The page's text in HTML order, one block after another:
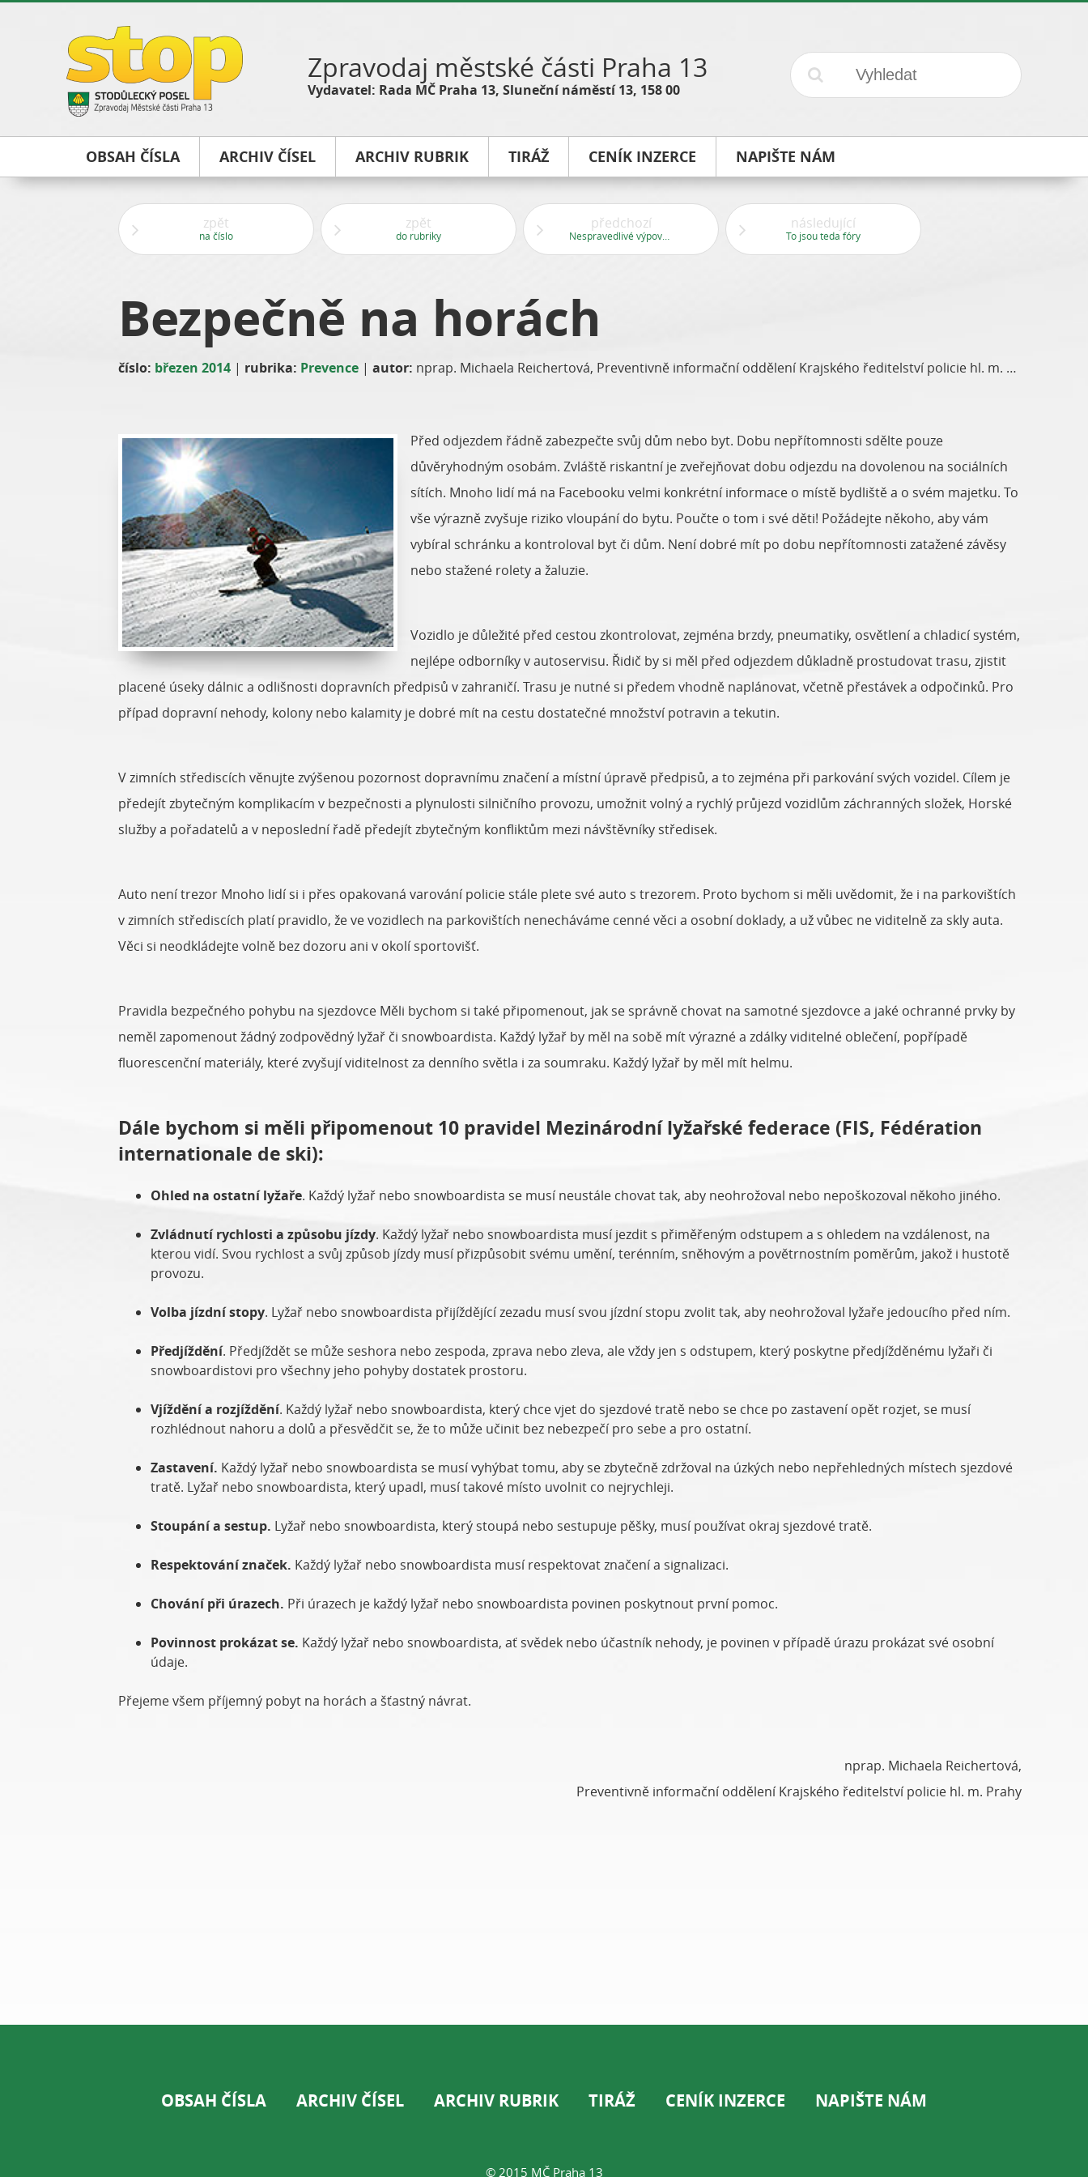
Zpravodaj městské části Praha 13
Vydavatel: Rada MČ Praha 13, Sluneční náměstí 13, 158 00
OBSAH ČÍSLA ARCHIV ČÍSEL ARCHIV RUBRIK TIRÁŽ CENÍK INZERCE NAPIŠTE NÁM
zpět
na číslo
zpět
do rubriky
předchozí následující
To jsou teda fóry
Bezpečně na horách
číslo: březen 2014 | rubrika: Prevence | autor: nprap. Michaela Reichertová, Preventivně informační oddělení Krajského ředitelství policie hl. m. Prahy
Před odjezdem řádně zabezpečte svůj dům nebo byt. Dobu nepřítomnosti sdělte pouze
důvěryhodným osobám. Zvláště riskantní je zveřejňovat dobu odjezdu na dovolenou na sociálních
sítích. Mnoho lidí má na Facebooku velmi konkrétní informace o místě bydliště a o svém majetku. To
vše výrazně zvyšuje riziko vloupání do bytu. Poučte o tom i své děti! Požádejte někoho, aby vám
vybíral schránku a kontroloval byt či dům. Není dobré mít po dobu nepřítomnosti zatažené závěsy
nebo stažené rolety a žaluzie.
Vozidlo je důležité před cestou zkontrolovat, zejména brzdy, pneumatiky, osvětlení a chladicí systém,
nejlépe odborníky v autoservisu. Řidič by si měl před odjezdem důkladně prostudovat trasu, zjistit
placené úseky dálnic a odlišnosti dopravních předpisů v zahraničí. Trasu je nutné si předem vhodně naplánovat, včetně přestávek a odpočinků. Pro
případ dopravní nehody, kolony nebo kalamity je dobré mít na cestu dostatečné množství potravin a tekutin.
V zimních střediscích věnujte zvýšenou pozornost dopravnímu značení a místní úpravě předpisů, a to zejména při parkování svých vozidel. Cílem je
předejít zbytečným komplikacím v bezpečnosti a plynulosti silničního provozu, umožnit volný a rychlý průjezd vozidlům záchranných složek, Horské
služby a pořadatelů a v neposlední řadě předejít zbytečným konfliktům mezi návštěvníky středisek.
Auto není trezor Mnoho lidí si i přes opakovaná varování policie stále plete své auto s trezorem. Proto bychom si měli uvědomit, že i na parkovištích
v zimních střediscích platí pravidlo, že ve vozidlech na parkovištích nenecháváme cenné věci a osobní doklady, a už vůbec ne viditelně za skly auta.
Věci si neodkládejte volně bez dozoru ani v okolí sportovišť.
Pravidla bezpečného pohybu na sjezdovce Měli bychom si také připomenout, jak se správně chovat na samotné sjezdovce a jaké ochranné prvky by
neměl zapomenout žádný zodpovědný lyžař či snowboardista. Každý lyžař by měl na sobě mít výrazné a zdálky viditelné oblečení, popřípadě
fluorescenční materiály, které zvyšují viditelnost za denního světla i za soumraku. Každý lyžař by měl mít helmu.
Dále bychom si měli připomenout 10 pravidel Mezinárodní lyžařské federace (FIS, Fédération
internationale de ski):
Ohled na ostatní lyžaře. Každý lyžař nebo snowboardista se musí neustále chovat tak, aby neohrožoval nebo nepoškozoval někoho jiného.
Zvládnutí rychlosti a způsobu jízdy. Každý lyžař nebo snowboardista musí jezdit s přiměřeným odstupem a s ohledem na vzdálenost, na
kterou vidí. Svou rychlost a svůj způsob jízdy musí přizpůsobit svému umění, terénním, sněhovým a povětrnostním poměrům, jakož i hustotě
provozu.
Volba jízdní stopy. Lyžař nebo snowboardista přijíždějící zezadu musí svou jízdní stopu zvolit tak, aby neohrožoval lyžaře jedoucího před ním.
Předjíždění. Předjíždět se může seshora nebo zespoda, zprava nebo zleva, ale vždy jen s odstupem, který poskytne předjížděnému lyžaři či
snowboardistovi pro všechny jeho pohyby dostatek prostoru.
Vjíždění a rozjíždění. Každý lyžař nebo snowboardista, který chce vjet do sjezdové tratě nebo se chce po zastavení opět rozjet, se musí
rozhlédnout nahoru a dolů a přesvědčit se, že to může učinit bez nebezpečí pro sebe a pro ostatní.
Zastavení. Každý lyžař nebo snowboardista se musí vyhýbat tomu, aby se zbytečně zdržoval na úzkých nebo nepřehledných místech sjezdové
tratě. Lyžař nebo snowboardista, který upadl, musí takové místo uvolnit co nejrychleji.
Stoupání a sestup. Lyžař nebo snowboardista, který stoupá nebo sestupuje pěšky, musí používat okraj sjezdové tratě.
Respektování značek. Každý lyžař nebo snowboardista musí respektovat značení a signalizaci.
Chování při úrazech. Při úrazech je každý lyžař nebo snowboardista povinen poskytnout první pomoc.
Povinnost prokázat se. Každý lyžař nebo snowboardista, ať svědek nebo účastník nehody, je povinen v případě úrazu prokázat své osobní
údaje.
Přejeme všem příjemný pobyt na horách a šťastný návrat.
nprap. Michaela Reichertová,
Preventivně informační oddělení Krajského ředitelství policie hl. m. Prahy
OBSAH ČÍSLA ARCHIV ČÍSEL ARCHIV RUBRIK TIRÁŽ CENÍK INZERCE NAPIŠTE NÁM
© 2015 MČ Praha 13